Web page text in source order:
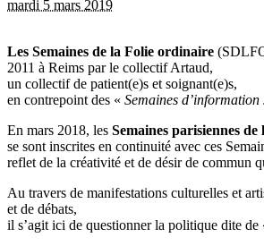
mardi 5 mars 2019
Les Semaines de la Folie ordinaire
2011 à Reims par le collectif Artaud,
un collectif de patient(e)s et soignant(e)s,
en contrepoint des « Semaines
En mars 2018, les Semaines parisiennes
se sont inscrites en continuité avec ces
reflet de la créativité et de désir de commun
Au travers de manifestations culturelles et
et de débats,
il s’agit ici de questionner la politique dite de